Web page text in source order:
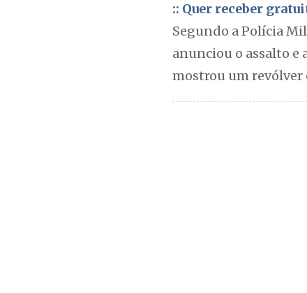
:: Quer receber
Segundo a Polícia
anunciou o assalto e
mostrou um revólver